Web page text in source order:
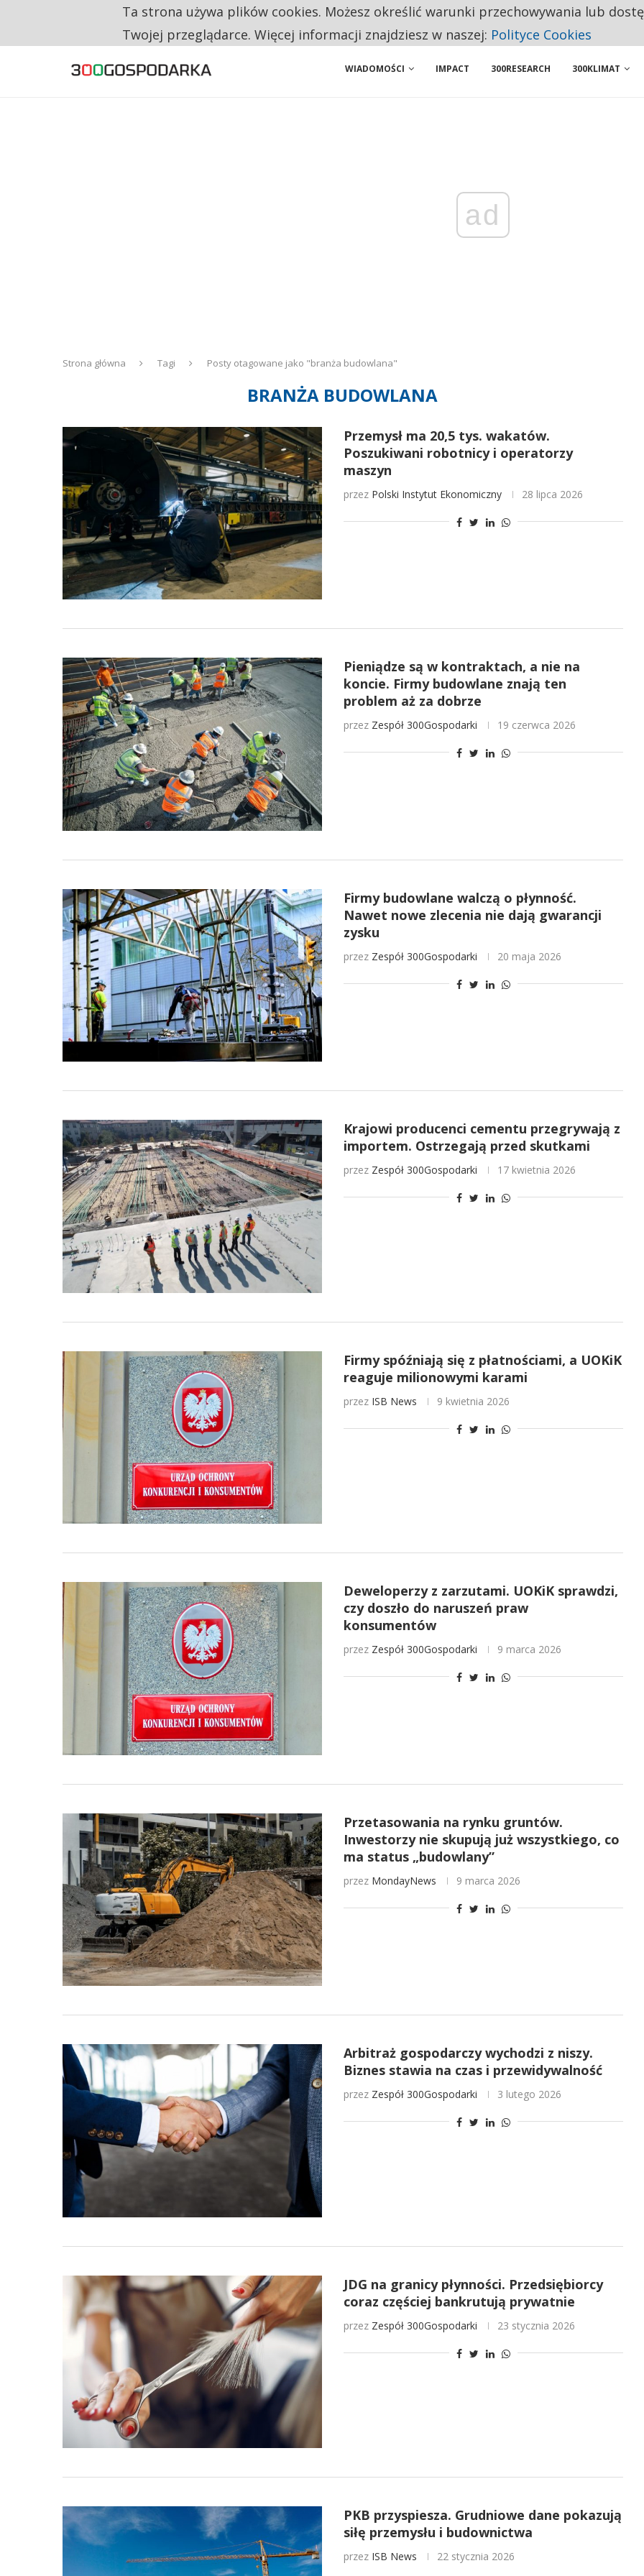
TRZECH NA CZTERECH PONOWNIE ZAŁOŻYŁOBY WŁASNĄ FIRMĘ. INNYM JUŻ TAK ŁATWO JEJ NIE POLECAJĄ
WIADOMOŚCI IMPACT 300RESEARCH 300KLIMAT
ad
Strona główna Tagi Posty otagowane jako "branża budowlana"
BRANŻA BUDOWLANA
Przemysł ma 20,5 tys. wakatów.
Poszukiwani robotnicy i operatorzy
maszyn
przez Polski Instytut Ekonomiczny 28 lipca 2026
Pieniądze są w kontraktach, a nie na
koncie. Firmy budowlane znają ten
problem aż za dobrze
przez Zespół 300Gospodarki 19 czerwca 2026
Firmy budowlane walczą o płynność.
Nawet nowe zlecenia nie dają gwarancji
zysku
przez Zespół 300Gospodarki 20 maja 2026
Krajowi producenci cementu przegrywają z
importem. Ostrzegają przed skutkami
przez Zespół 300Gospodarki 17 kwietnia 2026
Firmy spóźniają się z płatnościami, a UOKiK
reaguje milionowymi karami
przez ISB News 9 kwietnia 2026
Deweloperzy z zarzutami. UOKiK sprawdzi,
czy doszło do naruszeń praw
konsumentów
przez Zespół 300Gospodarki 9 marca 2026
Przetasowania na rynku gruntów.
Inwestorzy nie skupują już wszystkiego, co
ma status „budowlany”
przez MondayNews 9 marca 2026
Arbitraż gospodarczy wychodzi z niszy.
Biznes stawia na czas i przewidywalność
przez Zespół 300Gospodarki 3 lutego 2026
JDG na granicy płynności. Przedsiębiorcy
coraz częściej bankrutują prywatnie
przez Zespół 300Gospodarki 23 stycznia 2026
PKB przyspiesza. Grudniowe dane pokazują
siłę przemysłu i budownictwa
przez ISB News 22 stycznia 2026
Ta strona używa plików cookies. Możesz określić warunki przechowywania lub
Twojej przeglądarce. Więcej informacji znajdziesz w naszej: Polityce Cookies